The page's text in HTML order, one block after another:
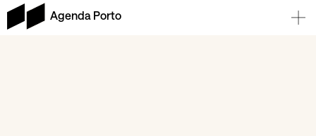
Agenda Porto